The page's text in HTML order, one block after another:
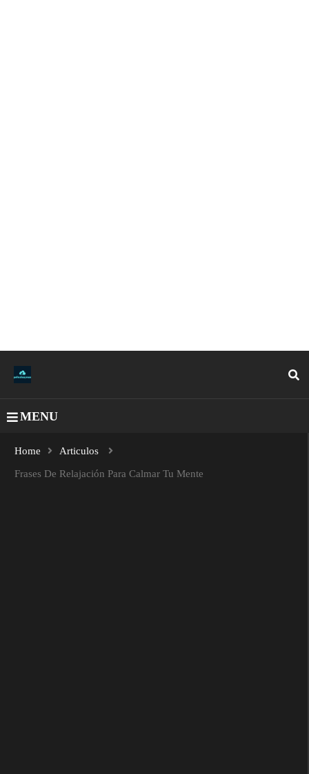
MENU
Home Articulos
Frases De Relajación Para Calmar Tu Mente